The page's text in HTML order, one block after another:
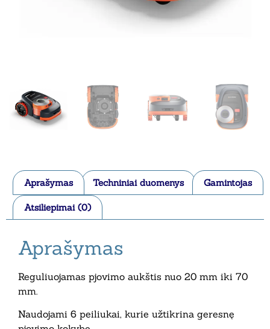
Aprašymas Techniniai duomenys Gamintojas
Atsiliepimai (0)
Aprašymas
Reguliuojamas pjovimo aukštis nuo 20 mm iki 70
mm.
Naudojami 6 peiliukai, kurie užtikrina geresnę